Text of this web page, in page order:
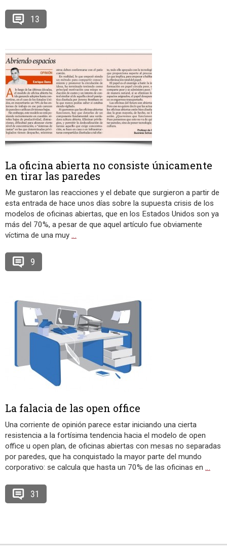
13
La oficina abierta no consiste únicamente
en tirar las paredes
Me gustaron las reacciones y el debate que surgieron a partir de
esta entrada de hace unos días sobre la supuesta crisis de los
modelos de oficinas abiertas, que en los Estados Unidos son ya
más del 70%, a pesar de que aquel artículo fue obviamente
víctima de una muy …
9
La falacia de las open office
Una corriente de opinión parece estar iniciando una cierta
resistencia a la fortísima tendencia hacia el modelo de open
office u open plan, de oficinas abiertas con mesas no separadas
por paredes, que ha conquistado la mayor parte del mundo
corporativo: se calcula que hasta un 70% de las oficinas en …
31